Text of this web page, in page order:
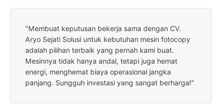
"Membuat keputusan bekerja sama dengan CV.
Aryo Sejati Solusi untuk kebutuhan mesin fotocopy
adalah pilihan terbaik yang pernah kami buat.
Mesinnya tidak hanya andal, tetapi juga hemat
energi, menghemat biaya operasional jangka
panjang. Sungguh investasi yang sangat berharga!"